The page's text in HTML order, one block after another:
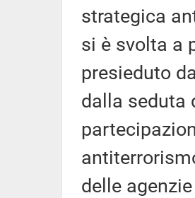
strategica
si è svolta a
presieduto
dalla seduta
delle